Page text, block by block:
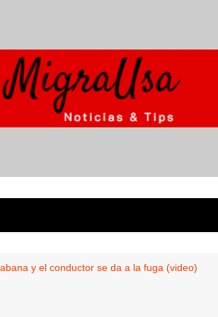
y el conductor se da a la fuga (video)